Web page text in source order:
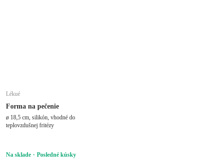
Lékué
Forma na pečenie
ø 18,5 cm, silikón, vhodné do
teplovzdušnej fritézy
Na sklade Posledné kúsky